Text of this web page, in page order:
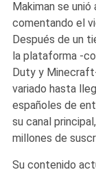
Makiman se
comentando el
Después de un
la plataforma -
Duty y
variado hasta
españoles de
su canal
millones de
Su contenido